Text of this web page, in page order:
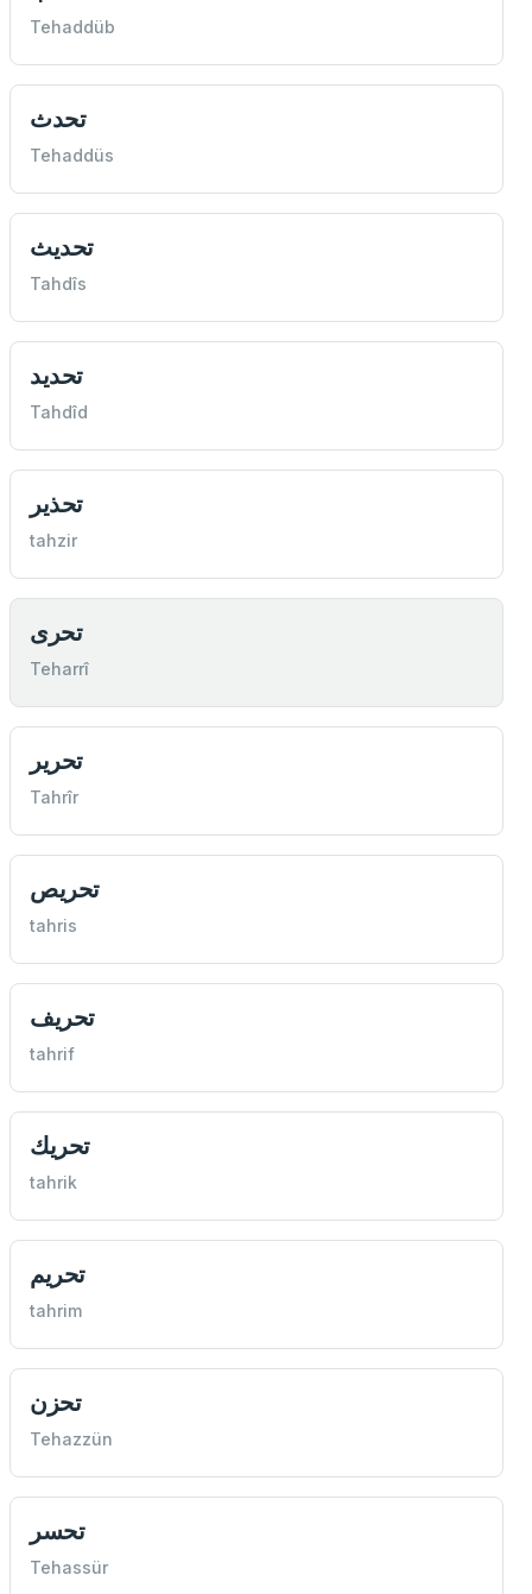
Tehaddüb
تحدث
Tehaddüs
تحديث
Tahdîs
تحديد
Tahdîd
تحذير
tahzir
تحری
Teharrî
تحرير
Tahrîr
تحريص
tahris
تحريف
tahrif
تحريك
tahrik
تحريم
tahrim
تحزن
Tehazzün
تحسر
Tehassür